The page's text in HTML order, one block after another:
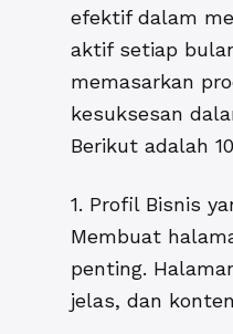
efektif dalam
aktif setiap
memasarkan
kesuksesan
Berikut adalah 10
1. Profil Bisnis
Membuat
penting.
jelas, dan